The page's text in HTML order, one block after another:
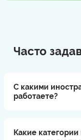
Часто
С какими
работаете?
Какие